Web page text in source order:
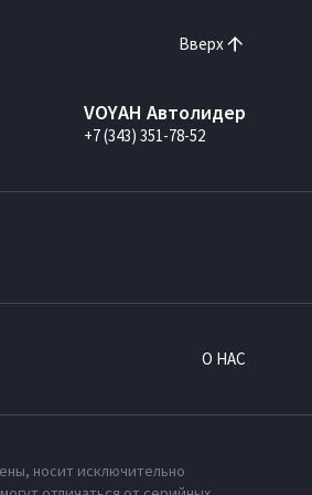
Вверх
VOYAH Автолидер
+7 (343) 351-78-52
О НАС
носит исключительно